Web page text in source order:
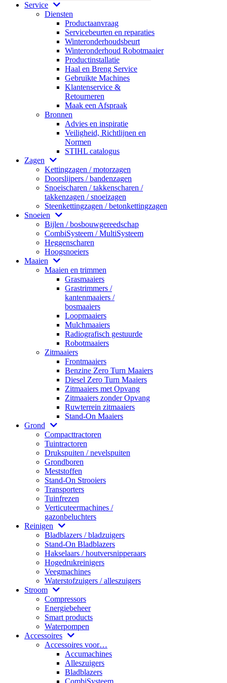
Service
Diensten
Productaanvraag
Servicebeurten en reparaties
Winteronderhoudsbeurt
Winteronderhoud Robotmaaier
Productinstallatie
Haal en Breng Service
Gebruikte Machines
Klantenservice &
Retourneren
Maak een Afspraak
Bronnen
Advies en inspiratie
Veiligheid, Richtlijnen en
Normen
STIHL catalogus
Zagen
Kettingzagen / motorzagen
Doorslijpers / bandenzagen
Snoeischaren / takkenscharen /
takkenzagen / snoeizagen
Steenkettingzagen / betonkettingzagen
Snoeien
Bijlen / bosbouwgereedschap
CombiSysteem / MultiSysteem
Heggenscharen
Hoogsnoeiers
Maaien
Maaien en trimmen
Grasmaaiers
Grastrimmers /
kantenmaaiers /
bosmaaiers
Loopmaaiers
Mulchmaaiers
Radiografisch gestuurde
Robotmaaiers
Zitmaaiers
Frontmaaiers
Benzine Zero Turn Maaiers
Diesel Zero Turn Maaiers
Zitmaaiers met Opvang
Zitmaaiers zonder Opvang
Ruwterrein zitmaaiers
Stand-On Maaiers
Grond
Compacttractoren
Tuintractoren
Drukspuiten / nevelspuiten
Grondboren
Meststoffen
Stand-On Strooiers
Transporters
Tuinfrezen
Verticuteermachines /
gazonbeluchters
Reinigen
Bladblazers / bladzuigers
Stand-On Bladblazers
Hakselaars / houtversnipperaars
Hogedrukreinigers
Veegmachines
Waterstofzuigers / alleszuigers
Stroom
Compressors
Energiebeheer
Smart products
Waterpompen
Accessoires
Accessoires voor…
Accumachines
Alleszuigers
Bladblazers
CombiSysteem